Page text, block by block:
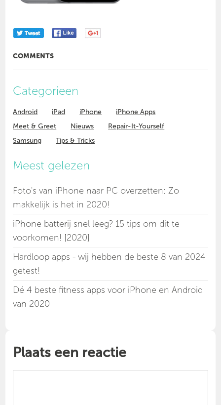
COMMENTS
Categorieen
Android iPad iPhone
iPhone Apps
Meet & Greet
Nieuws
Repair-It-Yourself
Samsung
Tips & Tricks
Meest gelezen
Foto's van iPhone naar PC overzetten: Zo
makkelijk is het in 2020!
iPhone batterij snel leeg? 15 tips om dit te
voorkomen! [2020]
Hardloop apps - wij hebben de beste 8 van 2024
getest!
Dé 4 beste fitness apps voor iPhone en Android
van 2020
Plaats een reactie